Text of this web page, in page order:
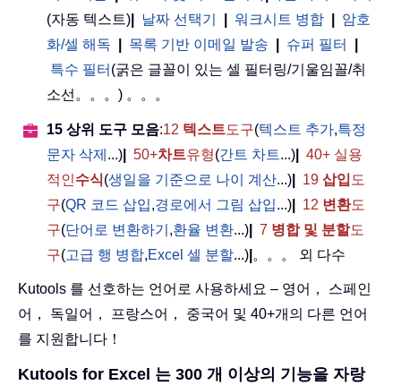
(자동 텍스트)
날짜 선택기 워크시트 병합
암호
화/셀 해독
목록 기반 이메일 발송 슈퍼 필터
특수 필터 (굵은 글꼴이 있는 셀 필터링/기울임꼴/취
소선。。。) 。。。
15 상위 도구 모음:12 텍스트도구(텍스트 추가,특정
문자 삭제 ...) 50+차트유형(간트 차트...)
40+ 실용
적인수식(생일을 기준으로 나이 계산...) 19 삽입 도
구(QR 코드 삽입,경로에서 그림 삽입...) 12 변환도
구(단어로 변환하기 ,환율 변환...) 7 병합 및 분할도
구(고급 행 병합,Excel 셀 분할...) 。。。 외 다수
Kutools 를 선호하는 언어로 사용하세요 – 영어， 스페인
어， 독일어， 프랑스어， 중국어 및 40+개의 다른 언어
를 지원합니다！
Kutools for Excel 는 300 개 이상의 기능을 자랑